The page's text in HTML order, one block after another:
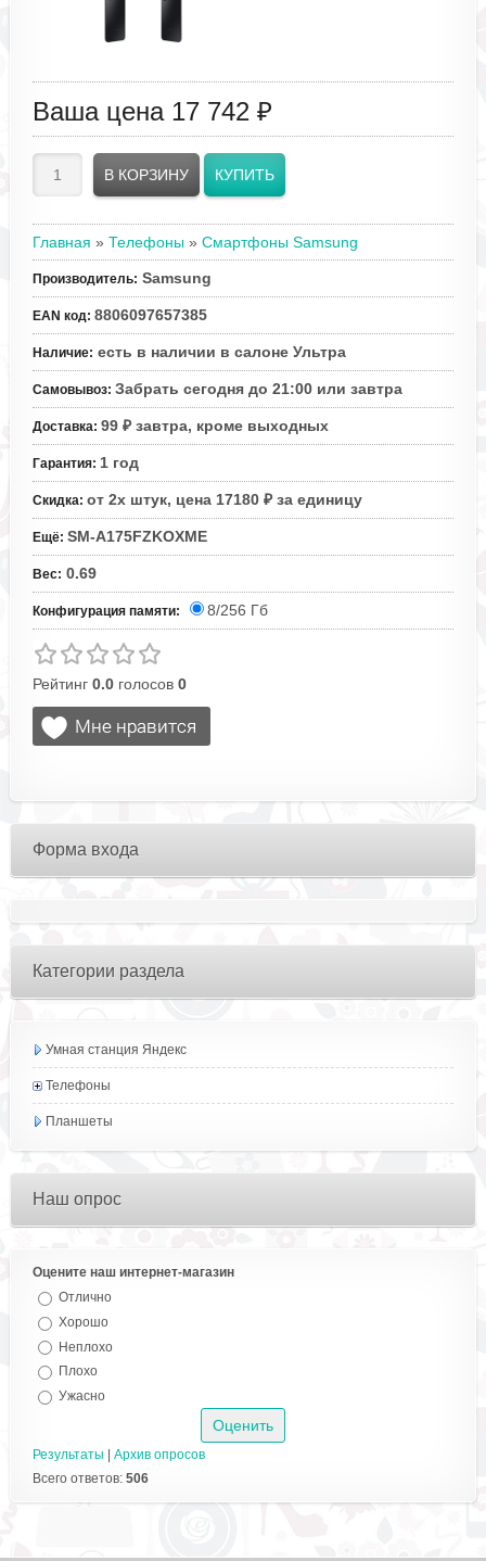
Ваша цена 17 742 ₽
Главная » Телефоны » Смартфоны Samsung
Производитель: Samsung
EAN код: 8806097657385
Наличие: есть в наличии в салоне Ультра
Самовывоз: Забрать сегодня до 21:00 или завтра
Доставка: 99 ₽ завтра, кроме выходных
Гарантия: 1 год
Скидка: от 2х штук, цена 17180 ₽ за единицу
Ещё: SM-A175FZKOXME
Вес: 0.69
Конфигурация памяти: 8/256 Гб
Рейтинг 0.0голосов 0
Форма входа
Категории раздела
Умная станция Яндекс
Телефоны
Планшеты
Наш опрос
Оцените наш интернет-магазин
Отлично
Хорошо
Неплохо
Плохо
Ужасно
Результаты
Архив опросов
Всего ответов: 506